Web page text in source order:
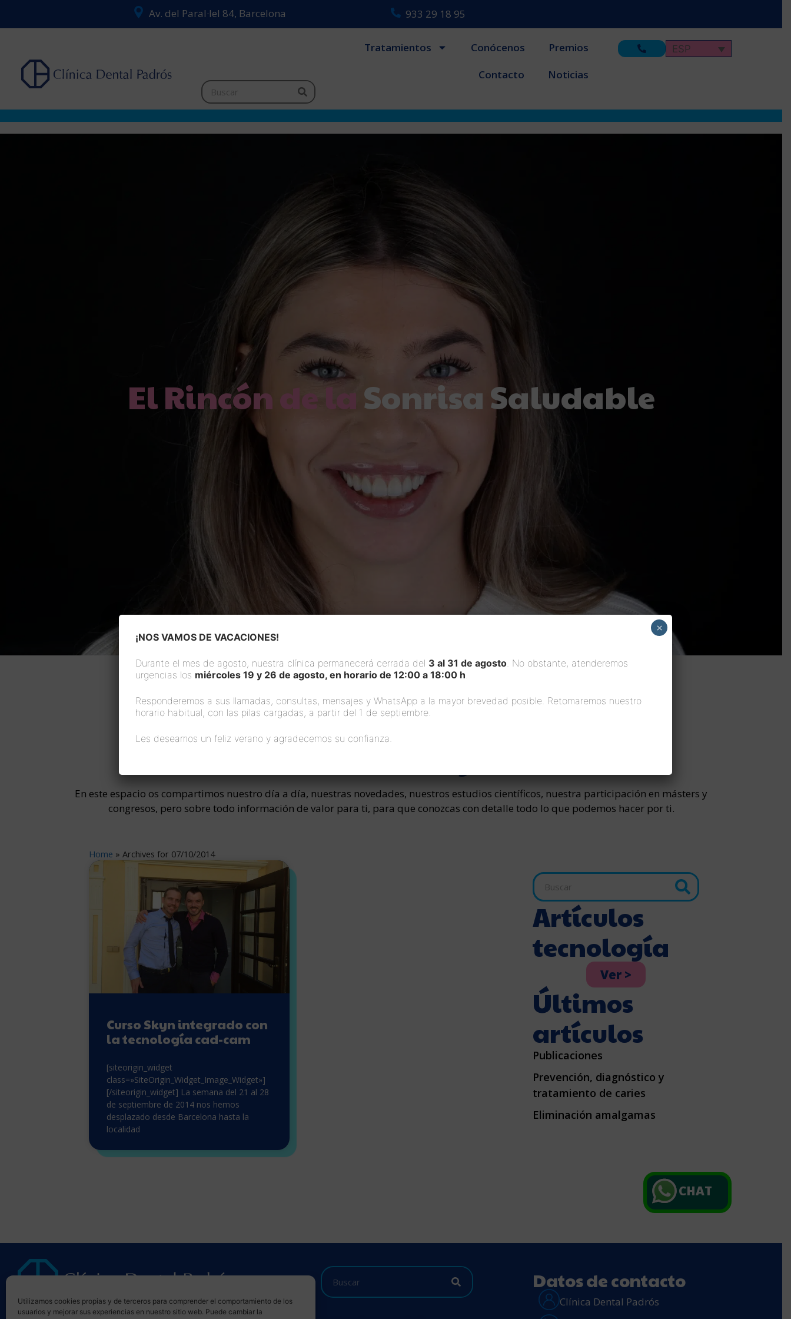
Utilizamos cookies propias y de terceros para comprender el comportamiento de los
usuarios y mejorar sus experiencias en nuestro sitio web. Puede cambiar la
Av. del Paral·lel 84, Barcelona 933 29 18 95
Tratamientos Conócenos
Premios
Contacto
Noticias
ESP
El Rincón de laSonrisa Saludable
En este espacio os compartimos nuestro día a día, nuestras novedades, nuestros estudios científicos, nuestra participación en másters y
congresos, pero sobre todo información de valor para ti, para que conozcas con detalle todo lo que podemos hacer por ti.
Home » Archives for 07/10/2014
Curso Skyn integrado con
la tecnología cad-cam
[siteorigin_widget
class=»SiteOrigin_Widget_Image_Widget»]
[/siteorigin_widget] La semana del 21 al 28
de septiembre de 2014 nos hemos
desplazado desde Barcelona hasta la
localidad
Artículos
tecnología
Ver >
Últimos
artículos
Publicaciones
Prevención, diagnóstico y
tratamiento de caries
Eliminación amalgamas
Blog de noticias
Datos de contacto
Clínica Dental Padrós
¡NOS VAMOS DE VACACIONES!
Durante el mes de agosto, nuestra clínica permanecerá cerrada del 3 al 31 de agosto. No obstante, atenderemos
urgencias los miércoles 19 y 26 de agosto, en horario de 12:00 a 18:00 h.
Responderemos a sus llamadas, consultas, mensajes y WhatsApp a la mayor brevedad posible. Retomaremos nuestro
horario habitual, con las pilas cargadas, a partir del 1 de septiembre.
Les deseamos un feliz verano y agradecemos su confianza.
×
CHAT